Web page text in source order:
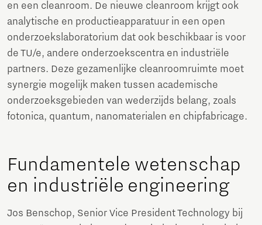
en een cleanroom. De nieuwe cleanroom krijgt ook
analytische en productieapparatuur in een open
onderzoekslaboratorium dat ook beschikbaar is voor
de TU/e, andere onderzoekscentra en industriële
partners. Deze gezamenlijke cleanroomruimte moet
synergie mogelijk maken tussen academische
onderzoeksgebieden van wederzijds belang, zoals
fotonica, quantum, nanomaterialen en chipfabricage.
Fundamentele wetenschap
en industriële engineering
Jos Benschop, Senior Vice President Technology bij